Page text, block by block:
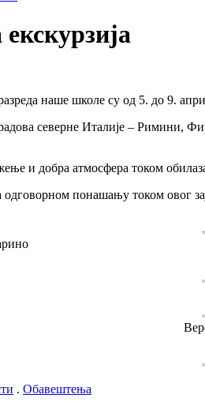
наше школе су од 5. до 9.
северне Италије – Римини,
и добра атмосфера током
понашању током овог
. Обавештења